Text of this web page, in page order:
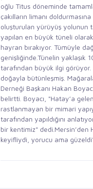
oğlu Titus döneminde
çakılların limanı
oluşturulan yürüyüş yolunun
yapılan en büyük tüneli
hayran bırakıyor. Tümüyle
genişliğinde.Tünelin
tarafından büyük ilgi
doğayla bütünleşmiş.
Derneği Başkanı Hakan
belirtti. Boyacı, "Hatay’a
rastlanmayan bir mimari
tarafından yapıldığını
bir kentimiz" dedi.Mersin’den
keyifliydi, yorucu ama